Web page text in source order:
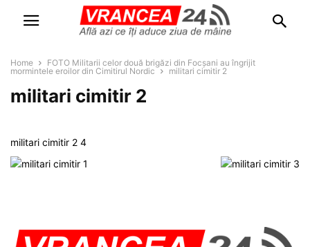
Home
FOTO Militarii celor două brigăzi din Focșani au îngrijit
mormintele eroilor din Cimitirul Nordic
militari cimitir 2
militari cimitir 2
militari cimitir 2 4